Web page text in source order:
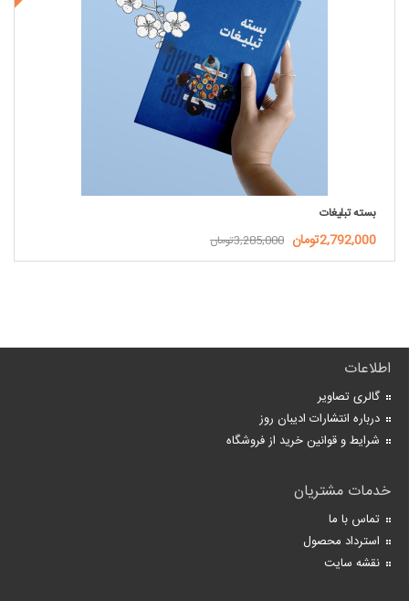
بسته تبلیغات
2,792,000تومان 3,285,000تومان
اطلاعات
گالری تصاویر
درباره انتشارات ادیبان روز
شرایط و قوانین خرید از فروشگاه
خدمات مشتریان
تماس با ما
استرداد محصول
نقشه سایت